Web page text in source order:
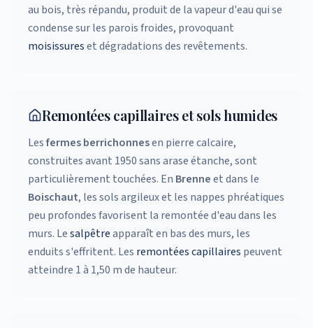
au bois, très répandu, produit de la vapeur d'eau qui se
condense sur les parois froides, provoquant
moisissureset dégradations des revêtements.
Remontées capillaires et sols humides
Lesfermes berrichonnesen pierre calcaire,
construites avant 1950 sans arase étanche, sont
particulièrement touchées. En Brenneet dans le
Boischaut, les sols argileux et les nappes phréatiques
peu profondes favorisent la remontée d'eau dans les
murs. Lesalpêtreapparaît en bas des murs, les
enduits s'effritent. Les remontées capillaires peuvent
atteindre 1 à 1,50 m de hauteur.